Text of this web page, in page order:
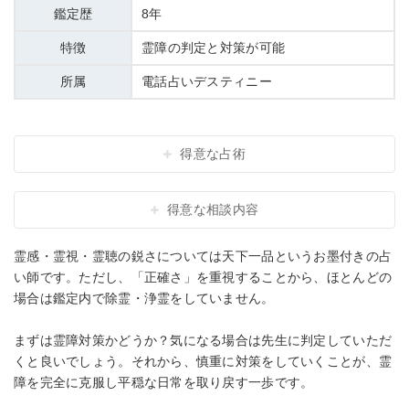
鑑定歴 8年
特徴 霊障の判定と対策が可能
所属 電話占いデスティニー
得意な占術
得意な相談内容
霊感・霊視・霊聴の鋭さについては天下一品というお墨付きの占
い師です。ただし、「正確さ」を重視することから、ほとんどの
場合は鑑定内で除霊・浄霊をしていません。
まずは霊障対策かどうか？気になる場合は先生に判定していただ
くと良いでしょう。それから、慎重に対策をしていくことが、霊
障を完全に克服し平穏な日常を取り戻す一歩です。